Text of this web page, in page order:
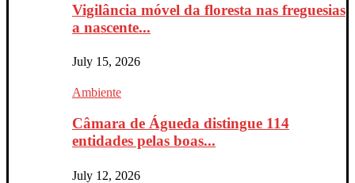
Vigilância móvel da floresta nas freguesias
a nascente...
July 15, 2026
Ambiente
Câmara de Águeda distingue 114
entidades pelas boas...
July 12, 2026